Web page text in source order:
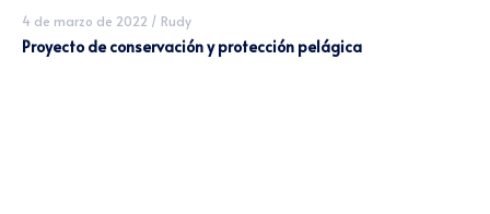
4 de marzo de 2022 / Rudy
Proyecto de conservación y protección pelágica